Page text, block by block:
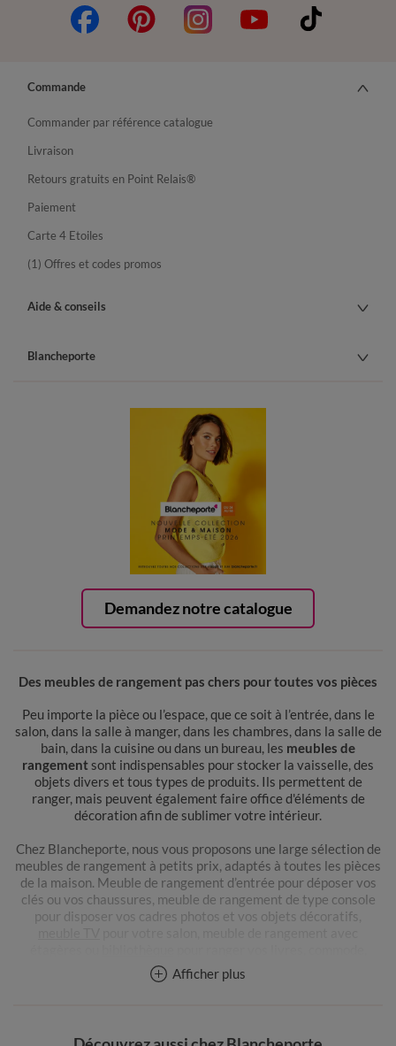
Demandez notre catalogue
Commande
Commander par référence catalogue
Livraison
Retours gratuits en Point Relais®
Paiement
Carte 4 Etoiles
(1) Offres et codes promos
Aide & conseils
Blancheporte
Des meubles de rangement pas chers pour toutes vos pièces
Peu importe la pièce ou l’espace, que ce soit à l’entrée, dans le
salon, dans la salle à manger, dans les chambres, dans la salle de
bain, dans la cuisine ou dans un bureau, les meubles de
rangementsont indispensables pour stocker la vaisselle, des
objets divers et tous types de produits. Ils permettent de
ranger, mais peuvent également faire office d'éléments de
décoration afin de sublimer votre intérieur.
Chez Blancheporte, nous vous proposons une large sélection de
meubles de rangement à petits prix, adaptés à toutes les pièces
de la maison. Meuble de rangement d’entrée pour déposer vos
clés ou vos chaussures, meuble de rangement de type console
pour disposer vos cadres photos et vos objets décoratifs,
buffet pour stocker votre vaisselle,
penderie
optez pour le meuble de rangement de votre choix à l’unité ou
Afficher plus